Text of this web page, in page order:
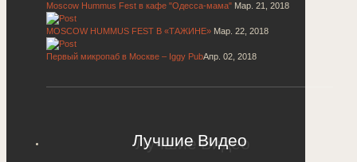
Moscow Hummus Fest в кафе "Одесса-мама" Мар. 21, 2018
MOSCOW HUMMUS FEST В «ТАЖИНЕ» Мар. 22, 2018
Первый микропаб в Москве – Iggy PubАпр. 02, 2018
Лучшие Видео